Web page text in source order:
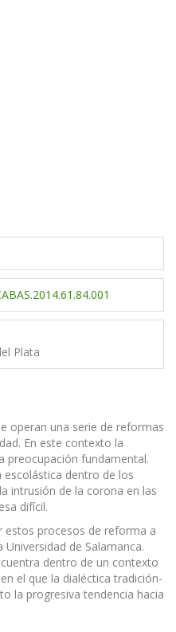
Plata
operan una serie de reformas
En este contexto la
preocupación fundamental.
dentro de los
intrusión de la corona en las
difícil.
estos procesos de reforma a
de Salamanca.
dentro de un contexto
el que la dialéctica tradición-
la progresiva tendencia hacia